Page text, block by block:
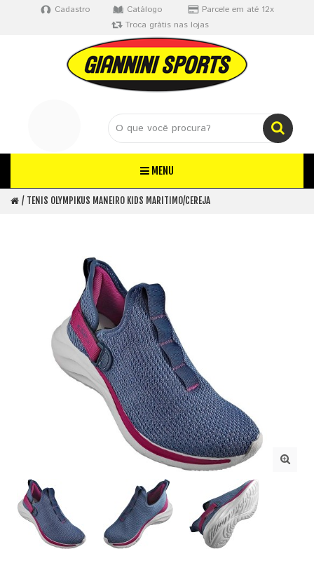
Cadastro Catálogo
Parcele em até 12x
Troca grátis nas lojas
MENU
TENIS OLYMPIKUS MANEIRO KIDS MARITIMO/CEREJA